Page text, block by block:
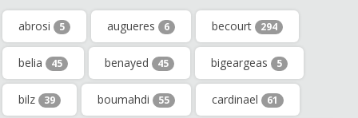
abrosi 5 augueres 6 becourt 294
belia 45 benayed 45 bigeargeas 5
bilz 39 boumahdi 55 cardinael 61